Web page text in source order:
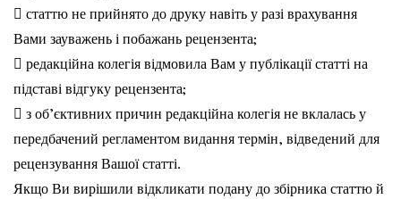
 статтю не прийнято до друку навіть у разі врахування
Вами зауважень і побажань рецензента;
 редакційна колегія відмовила Вам у публікації статті на
підставі відгуку рецензента;
 з об’єктивних причин редакційна колегія не вклалась у
передбачений регламентом видання термін, відведений для
рецензування Вашої статті.
Якщо Ви вирішили відкликати подану до збірника статтю й